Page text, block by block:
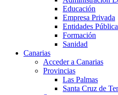
Educación
Empresa Privada
Entidades
Formación
Sanidad
Canarias
Acceder a Canarias
Provincias
Las Palmas
Santa Cruz de